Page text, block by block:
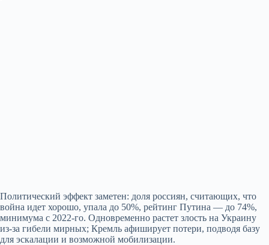
Политический эффект заметен: доля россиян, считающих, что
война идет хорошо, упала до 50%, рейтинг Путина — до 74%,
минимума с 2022‑го. Одновременно растет злость на Украину
из‑за гибели мирных; Кремль афиширует потери, подводя базу
для эскалации и возможной мобилизации.